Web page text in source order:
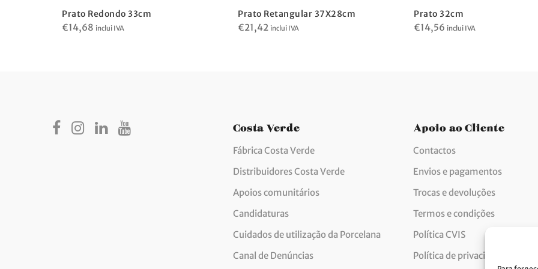
Prato Redondo 33cm
€14,68 inclui IVA
Prato Retangular 37X28cm
€21,42 inclui IVA
Prato 32cm
€14,56 inclui IVA
Costa Verde
Fábrica Costa Verde
Distribuidores Costa Verde
Apoios comunitários
Candidaturas
Cuidados de utilização da Porcelana
Canal de Denúncias
Apoio ao Cliente
Contactos
Envios e pagamentos
Trocas e devoluções
Termos e condições
Política CVIS
Política de privacidade